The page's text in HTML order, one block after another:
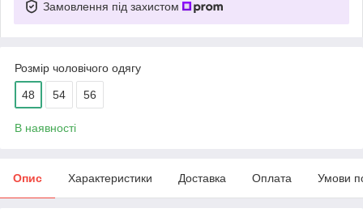
Замовлення під захистом
Розмір чоловічого одягу
48 54 56
В наявності
Опис Характеристики Доставка Оплата Умови